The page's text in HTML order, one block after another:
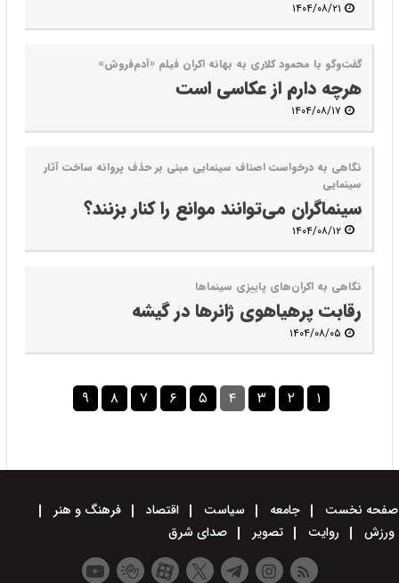
۱۴۰۴/۰۸/۲۱
گفت‌وگو با محمود کلاری به بهانه اکران فیلم «آدم‌فروش»
هرچه دارم از عکاسی است
۱۴۰۴/۰۸/۱۷
نگاهی به درخواست اصناف سینمایی مبنی بر حذف پروانه ساخت آثار
سینمایی
سینماگران می‌توانند موانع را کنار بزنند؟
۱۴۰۴/۰۸/۱۲
نگاهی به اکران‌های پاییزی سینماها
رقابت پرهیاهوی ژانرها در گیشه
۱۴۰۴/۰۸/۰۵
۱ ۲ ۳ ۴ ۵ ۶ ۷ ۸ ۹
صفحه نخست جامعه سیاست اقتصاد
فرهنگ و هنر
ورزش
روایت تصویر صدای شرق